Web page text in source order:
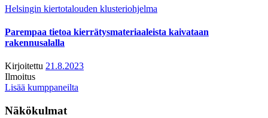
Helsingin kiertotalouden klusteriohjelma
Parempaa tietoa kierrätysmateriaaleista kaivataan
rakennusalalla
Kirjoitettu 21.8.2023
Ilmoitus
Lisää kumppaneilta
Näkökulmat